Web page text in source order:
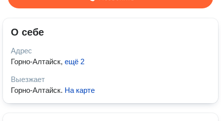
О себе
Адрес
Горно-Алтайск, ещё 2
Выезжает
Горно-Алтайск. На карте